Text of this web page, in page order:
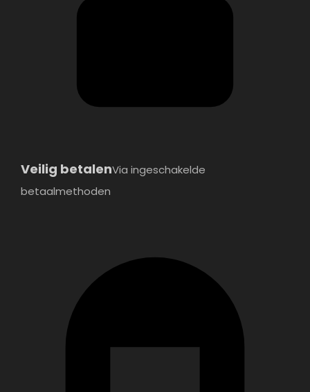
Veilig betalenVia ingeschakelde
betaalmethoden